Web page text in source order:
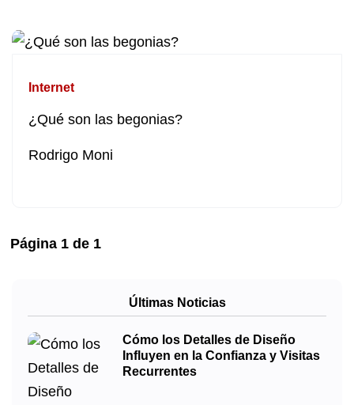
Internet
¿Qué son las begonias?
Rodrigo Moni
Página 1 de 1
Últimas Noticias
Cómo los Detalles de Diseño
Influyen en la Confianza y Visitas
Recurrentes